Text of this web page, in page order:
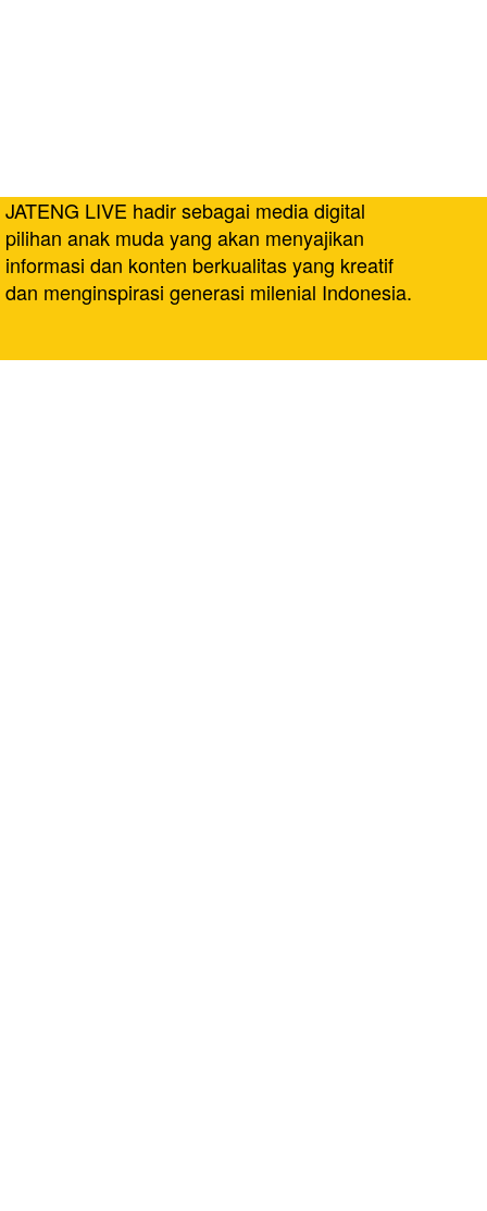
JATENG LIVE hadir sebagai media digital
pilihan anak muda yang akan menyajikan
informasi dan konten berkualitas yang kreatif
dan menginspirasi generasi milenial Indonesia.